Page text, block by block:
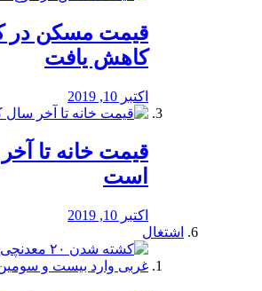
کاهش یافت
اکتبر 10, 2019
قیمت خانه تا
است
اکتبر 10, 2019
اشتغال